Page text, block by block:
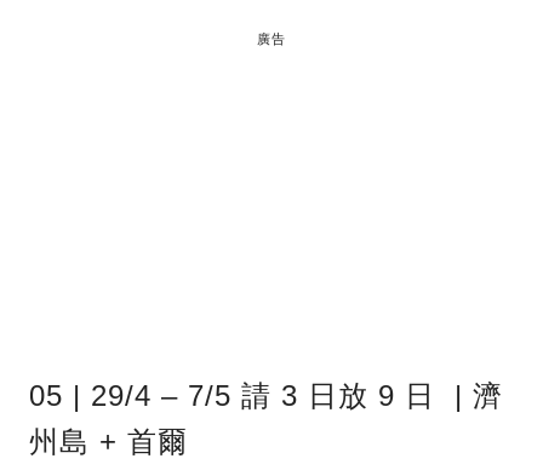
廣告
05 | 29/4 – 7/5 請 3 日放 9 日 | 濟
州島 + 首爾